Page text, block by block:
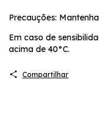
Precauções:
Em caso de
acima de 40°C.
Compartilhar